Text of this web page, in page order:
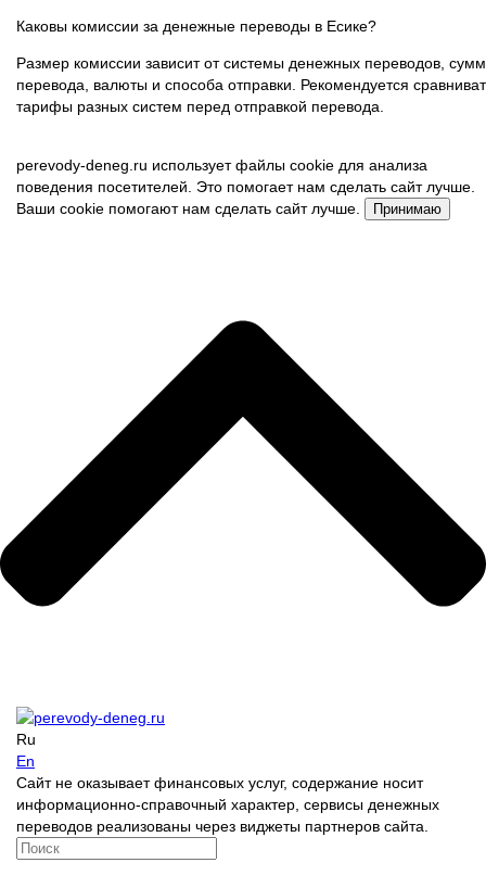
Каковы комиссии за денежные переводы в Есике?
Размер комиссии зависит от системы денежных переводов,
перевода, валюты и способа отправки. Рекомендуется
тарифы разных систем перед отправкой перевода.
perevody-deneg.ru использует файлы cookie для анализа
поведения посетителей. Это помогает нам сделать сайт лучше.
Ваши cookie помогают нам сделать сайт лучше.
Принимаю
Ru
En
Сайт не оказывает финансовых услуг, содержание носит
информационно-справочный характер, сервисы денежных
переводов реализованы через виджеты партнеров сайта.